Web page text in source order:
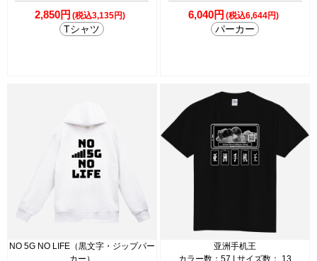
2,850円 (税込3,135円)
Tシャツ
6,040円 (税込6,644円)
パーカー
NO 5G NO LIFE（黒文字・ジップパー
カー）
亚洲手机王
カラー数：57 | サイズ数： 13